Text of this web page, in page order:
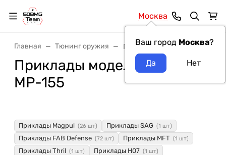
Москва
Ваш город Москва?
Главная Тюнинг оружия Приклады
Приклады модель оружия
МР-155
Приклады Magpul (26 шт) Приклады SAG (1 шт)
Приклады FAB Defense (72 шт) Приклады MFT (1 шт)
Приклады Thril (1 шт) Приклады H07 (1 шт)